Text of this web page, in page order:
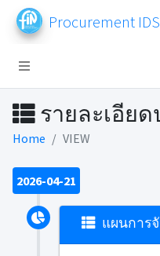
Procurement IDS
รายละเอียด
Home VIEW
2026-04-21
แผนการ